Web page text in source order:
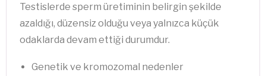
Testislerde sperm üretiminin belirgin şekilde
azaldığı, düzensiz olduğu veya yalnızca küçük
odaklarda devam ettiği durumdur.
Genetik ve kromozomal nedenler